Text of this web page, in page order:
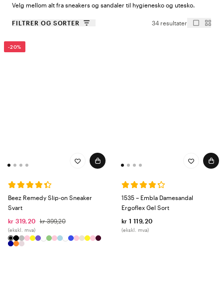
Velg mellom alt fra sneakers og sandaler til hygienesko og utesko.
FILTRER OG SORTER 34 resultater
-20%
Beez Remedy Slip-on Sneaker
Svart
kr 319,20
kr 399,20
(ekskl. mva)
1535 – Embla Damesandal
Ergoflex Gel Sort
kr 1 119,20
(ekskl. mva)